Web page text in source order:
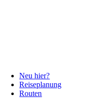
Neu hier?
Reiseplanung
Routen